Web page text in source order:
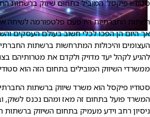
סטודיו פיקסל: המוביל בתחום שיווק ברשתות
רשתות החברתיות היו פעם פלטפורמה לשיחה
אך היום הן הפכו לכלי חשוב בעולם העסקים
העצומים והיכולות המתרחשות ברשתות
להגיע לקהל יעד מדויק ולקדם את מטרותיהם
ממשרדי השיווק המובילים בתחום הזה הוא
סטודיו פיקסל הוא משרד שיווק ברשתות
המשרד פועל בתחום זה מאז ומהם נכנס לשוק,
ניסיון רחב וידע מעמיק בתחום השיווק ברשתות